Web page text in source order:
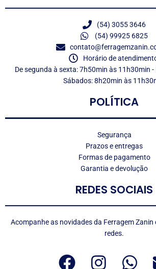
(54) 3055 3646
(54) 99925 6825
Horário de
De segunda à sexta: 7h50min às 11h30min
Sábados: 8h20min às
POLÍTICA
Segurança
Prazos e entregas
Formas de pagamento
Garantia e devolução
REDES SOCIAIS
Acompanhe as novidades da Ferragem
redes.